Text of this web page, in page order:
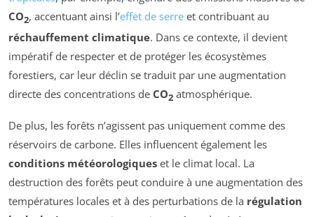
CO2, accentuant ainsi l’effet de serre et contribuant au
réchauffement climatique. Dans ce contexte, il devient
impératif de respecter et de protéger les écosystèmes
forestiers, car leur déclin se traduit par une augmentation
directe des concentrations de CO2 atmosphérique.
De plus, les forêts n’agissent pas uniquement comme des
réservoirs de carbone. Elles influencent également les
conditions météorologiques et le climat local. La
destruction des forêts peut conduire à une augmentation des
températures locales et à des perturbations de la régulation